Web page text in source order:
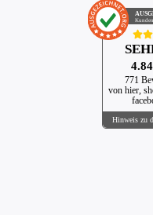
4.84
771
von hier,
Hinweis zu